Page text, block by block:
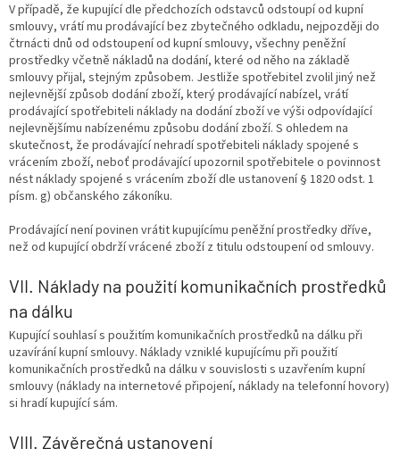
V případě, že kupující dle předchozích odstavců odstoupí od kupní
smlouvy, vrátí mu prodávající bez zbytečného odkladu, nejpozději do
čtrnácti dnů od odstoupení od kupní smlouvy, všechny peněžní
prostředky včetně nákladů na dodání, které od něho na základě
smlouvy přijal, stejným způsobem. Jestliže spotřebitel zvolil jiný než
nejlevnější způsob dodání zboží, který prodávající nabízel, vrátí
prodávající spotřebiteli náklady na dodání zboží ve výši odpovídající
nejlevnějšímu nabízenému způsobu dodání zboží. S ohledem na
skutečnost, že prodávající nehradí spotřebiteli náklady spojené s
vrácením zboží, neboť prodávající upozornil spotřebitele o povinnost
nést náklady spojené s vrácením zboží dle ustanovení § 1820 odst. 1
písm. g) občanského zákoníku.
Prodávající není povinen vrátit kupujícímu peněžní prostředky dříve,
než od kupující obdrží vrácené zboží z titulu odstoupení od smlouvy.
VII. Náklady na použití komunikačních prostředků
na dálku
Kupující souhlasí s použitím komunikačních prostředků na dálku při
uzavírání kupní smlouvy. Náklady vzniklé kupujícímu při použití
komunikačních prostředků na dálku v souvislosti s uzavřením kupní
smlouvy (náklady na internetové připojení, náklady na telefonní hovory)
si hradí kupující sám.
VIII. Závěrečná ustanovení